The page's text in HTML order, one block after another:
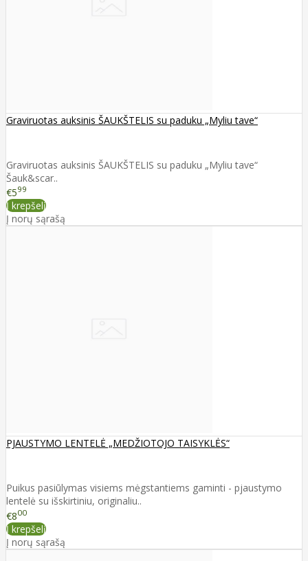
Graviruotas auksinis ŠAUKŠTELIS su paduku „Myliu tave“
Graviruotas auksinis ŠAUKŠTELIS su paduku „Myliu tave“
Šauk&scar..
€599
Į krepšelį
Į norų sąrašą
PJAUSTYMO LENTELĖ „MEDŽIOTOJO TAISYKLĖS“
Puikus pasiūlymas visiems mėgstantiems gaminti - pjaustymo
lentelė su išskirtiniu, originaliu..
€800
Į krepšelį
Į norų sąrašą